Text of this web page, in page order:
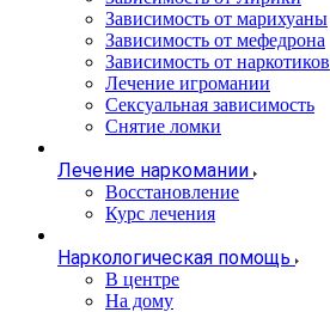
Зависимость от марихуаны
Зависимость от мефедрона
Зависимость от наркотиков
Лечение игромании
Сексуальная зависимость
Снятие ломки
Лечение наркомании
Восстановление
Курс лечения
Наркологическая помощь
В центре
На дому